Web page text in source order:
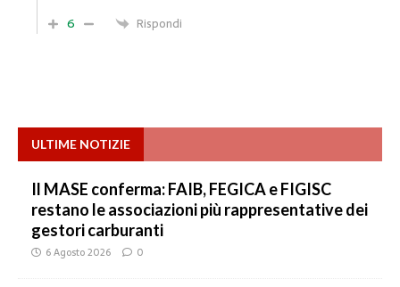
6
Rispondi
ULTIME NOTIZIE
Il MASE conferma: FAIB, FEGICA e FIGISC
restano le associazioni più rappresentative dei
gestori carburanti
6 Agosto 2026 0